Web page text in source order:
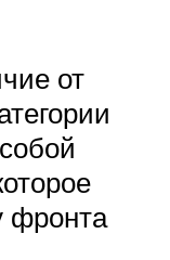
от
фронта